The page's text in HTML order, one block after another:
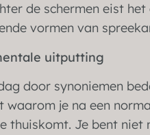
de schermen eist
vormen van
uitputting
door synoniemen
waarom je na een
thuiskomt. Je bent niet